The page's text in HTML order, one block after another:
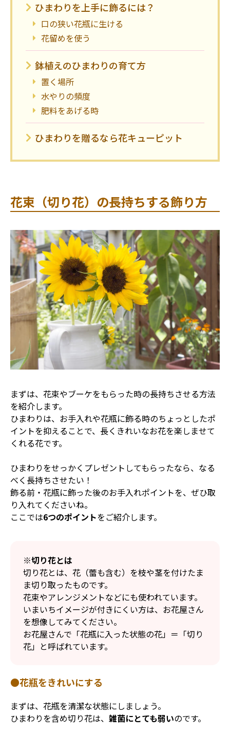
ひまわりを上手に飾るには？
口の狭い花瓶に生ける
花留めを使う
鉢植えのひまわりの育て方
置く場所
水やりの頻度
肥料をあげる時
ひまわりを贈るなら花キューピット
花束（切り花）の長持ちする飾り方
まずは、花束やブーケをもらった時の長持ちさせる方法
を紹介します。
ひまわりは、お手入れや花瓶に飾る時のちょっとしたポ
イントを抑えることで、長くきれいなお花を楽しませて
くれる花です。
ひまわりをせっかくプレゼントしてもらったなら、なる
べく長持ちさせたい！
飾る前・花瓶に飾った後のお手入れポイントを、ぜひ取
り入れてくださいね。
ここでは6つのポイントをご紹介します。
※切り花とは
切り花とは、花（蕾も含む）を枝や茎を付けたま
ま切り取ったものです。
花束やアレンジメントなどにも使われています。
いまいちイメージが付きにくい方は、お花屋さん
を想像してみてください。
お花屋さんで「花瓶に入った状態の花」＝「切り
花」と呼ばれています。
●花瓶をきれいにする
まずは、花瓶を清潔な状態にしましょう。
ひまわりを含め切り花は、 雑菌にとても弱いのです。